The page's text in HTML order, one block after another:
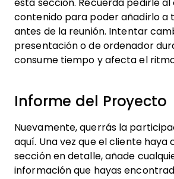
esta sección. Recuerda pedirle al
contenido para poder añadirlo a
antes de la reunión. Intentar
presentación o de ordenador
consume tiempo y afecta el
Informe del Proyecto
Nuevamente, querrás la
aquí. Una vez que el cliente haya
sección en detalle, añade
información que hayas